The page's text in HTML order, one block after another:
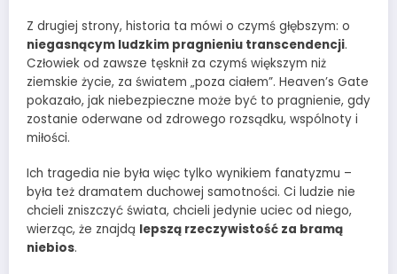
Z drugiej strony, historia ta mówi o czymś głębszym: o
niegasnącym ludzkim pragnieniu transcendencji.
Człowiek od zawsze tęsknił za czymś większym niż
ziemskie życie, za światem „poza ciałem”. Heaven’s Gate
pokazało, jak niebezpieczne może być to pragnienie, gdy
zostanie oderwane od zdrowego rozsądku, wspólnoty i
miłości.
Ich tragedia nie była więc tylko wynikiem fanatyzmu –
była też dramatem duchowej samotności. Ci ludzie nie
chcieli zniszczyć świata, chcieli jedynie uciec od niego,
wierząc, że znajdą lepszą rzeczywistość za bramą
niebios.